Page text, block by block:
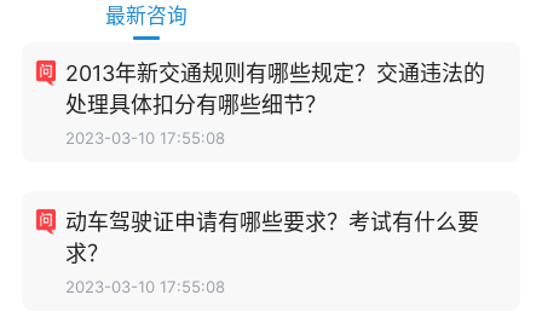
最新咨询
2013年新交通规则有哪些规定？交通违法的
处理具体扣分有哪些细节？
2023-03-10 17:55:08
动车驾驶证申请有哪些要求？考试有什么要
求？
2023-03-10 17:55:08